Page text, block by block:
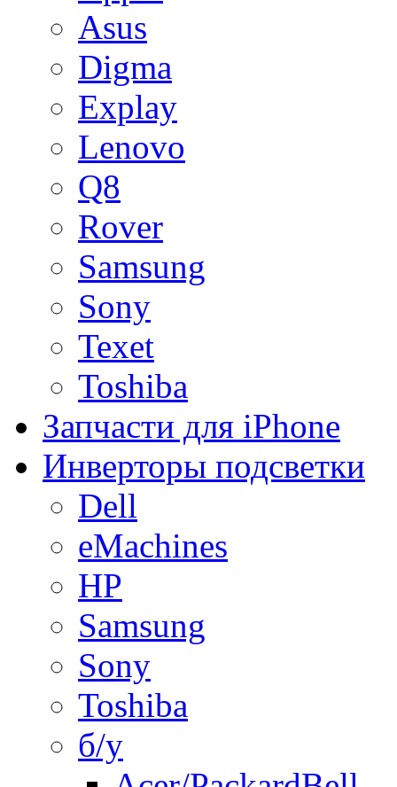
Asus
Digma
Explay
Lenovo
Q8
Rover
Samsung
Sony
Texet
Toshiba
Запчасти для iPhone
Инверторы подсветки
Dell
eMachines
HP
Samsung
Sony
Toshiba
б/у